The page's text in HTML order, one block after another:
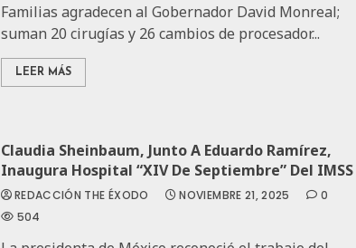
Familias agradecen al Gobernador David Monreal;
suman 20 cirugías y 26 cambios de procesador...
LEER MÁS
Claudia Sheinbaum, Junto A Eduardo Ramírez,
Inaugura Hospital “XIV De Septiembre” Del IMSS
REDACCIÓN THE ÉXODO NOVIEMBRE 21, 2025
0
504